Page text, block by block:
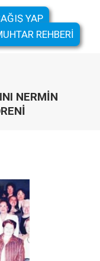
YAP
REHBERİ
NERMİN